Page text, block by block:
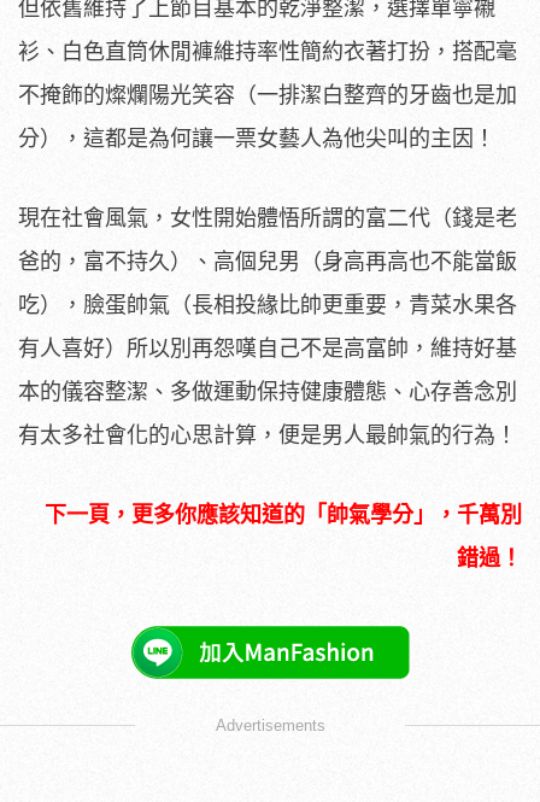
但依舊維持了上節目基本的乾淨整潔，選擇單寧襯
衫、白色直筒休閒褲維持率性簡約衣著打扮，搭配毫
不掩飾的燦爛陽光笑容（一排潔白整齊的牙齒也是加
分），這都是為何讓一票女藝人為他尖叫的主因！
現在社會風氣，女性開始體悟所謂的富二代（錢是老
爸的，富不持久）、高個兒男（身高再高也不能當飯
吃），臉蛋帥氣（長相投緣比帥更重要，青菜水果各
有人喜好）所以別再怨嘆自己不是高富帥，維持好基
本的儀容整潔、多做運動保持健康體態、心存善念別
有太多社會化的心思計算，便是男人最帥氣的行為！
下一頁，更多你應該知道的「帥氣學分」，千萬別
錯過！
Advertisements